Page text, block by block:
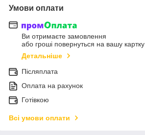
Умови оплати
Ви отримаєте замовлення
або гроші повернуться на вашу картку
Детальніше
Післяплата
Оплата на рахунок
Готівкою
Всі умови оплати